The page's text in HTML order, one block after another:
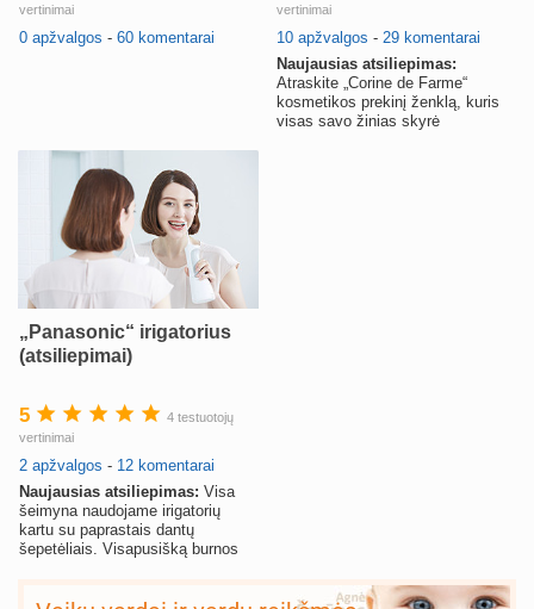
vertinimai
0 apžvalgos - 60 komentarai
vertinimai
10 apžvalgos - 29 komentarai
Naujausias atsiliepimas:
Atraskite „Corine de Farme“
kosmetikos prekinį ženklą, kuris
visas savo žinias skyrė
„Panasonic“ irigatorius
(atsiliepimai)
5
4 testuotojų
vertinimai
2 apžvalgos - 12 komentarai
Naujausias atsiliepimas: Visa
šeimyna naudojame irigatorių
kartu su paprastais dantų
šepetėliais. Visapusišką burnos